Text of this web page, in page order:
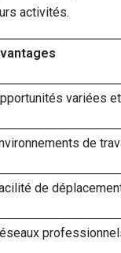
activités.
variées
de
de